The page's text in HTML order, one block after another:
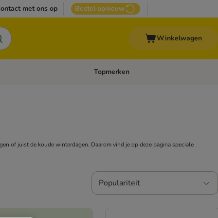
met ons op Bestel opnieuw
Winkelwagen
Open categoriemenu: Top Deals
Topmerken
of juist de koude winterdagen. Daarom vind je op deze pagina speciale
Populariteit